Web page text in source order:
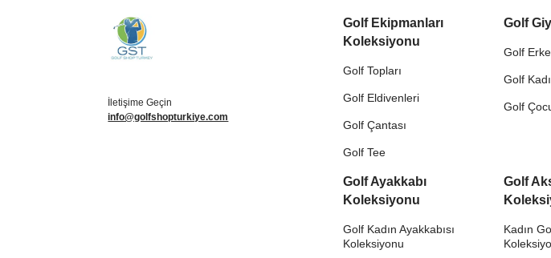
İletişime Geçin
info@golfshopturkiye.com
Golf Ekipmanları
Koleksiyonu
Golf Topları
Golf Eldivenleri
Golf Çantası
Golf Tee
Golf
Golf
Golf
Golf
Golf Ayakkabı
Koleksiyonu
Golf Kadın Ayakkabısı
Koleksiyonu
Golf
Kadın